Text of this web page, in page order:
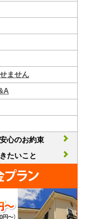
ません
心のお約束
たいこと